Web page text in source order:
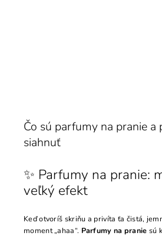
Čo sú parfumy na pranie a
siahnuť
✨ Parfumy na pranie:
veľký efekt
Keď otvoríš skriňu a privíta ťa čistá,
moment „ahaa“. Parfumy na pranie sú